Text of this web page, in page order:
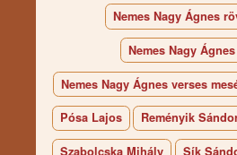
Nemes Nagy Ágnes
Nemes Nagy
Nemes Nagy Ágnes verses
Pósa Lajos Reményik
Szabolcska Mihály Sík